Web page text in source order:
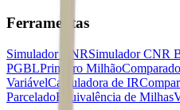
Ferramentas
Simulador CNRSimulador CNR
PGBLPrimeiro Milhão
VariávelCalculadora de IR
ParceladoEquivalência de Milhas